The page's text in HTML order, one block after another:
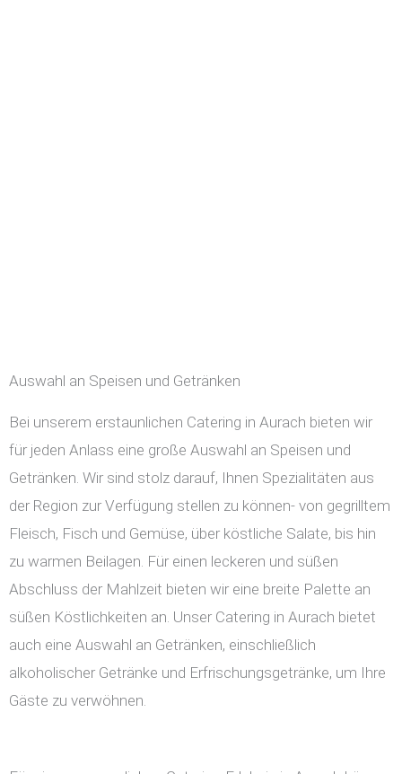
Auswahl an Speisen und Getränken
Bei unserem erstaunlichen Catering in Aurach bieten wir
für jeden Anlass eine große Auswahl an Speisen und
Getränken. Wir sind stolz darauf, Ihnen Spezialitäten aus
der Region zur Verfügung stellen zu können- von gegrilltem
Fleisch, Fisch und Gemüse, über köstliche Salate, bis hin
zu warmen Beilagen. Für einen leckeren und süßen
Abschluss der Mahlzeit bieten wir eine breite Palette an
süßen Köstlichkeiten an. Unser Catering in Aurach bietet
auch eine Auswahl an Getränken, einschließlich
alkoholischer Getränke und Erfrischungsgetränke, um Ihre
Gäste zu verwöhnen.